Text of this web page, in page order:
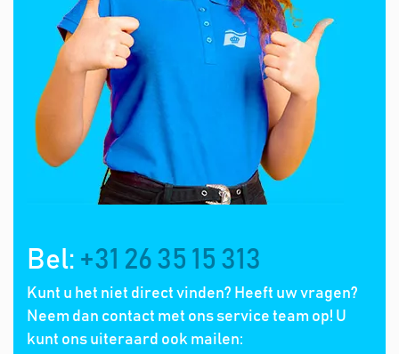
Bel: +31 26 35 15 313
Kunt u het niet direct vinden? Heeft uw vragen?
Neem dan contact met ons service team op! U
kunt ons uiteraard ook mailen: